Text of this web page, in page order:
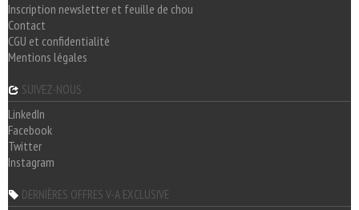
Inscription newsletter et feuille de chou
Contact
CGU et confidentialité
Mentions légales
SUIVEZ-NOUS
LinkedIn
Facebook
Twitter
Instagram
DERNIÈRES OFFRES V-A EXCLUSIVE